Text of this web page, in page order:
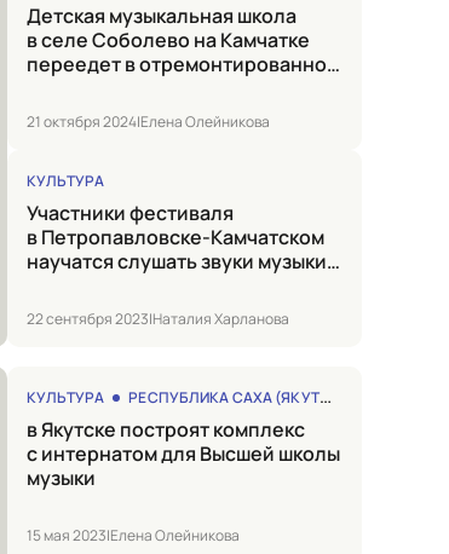
Детская музыкальная школа
в селе Соболево на Камчатке
переедет в отремонтированное
21 октября 2024|Елена Олейникова
КУЛЬТУРА
Участники фестиваля
в Петропавловске-Камчатском
научатся слушать звуки музыки
22 сентября 2023|Наталия Харланова
КУЛЬТУРА РЕСПУБЛИКА САХА (ЯКУТИЯ)
в Якутске построят комплекс
с интернатом для Высшей школы
музыки
15 мая 2023|Елена Олейникова